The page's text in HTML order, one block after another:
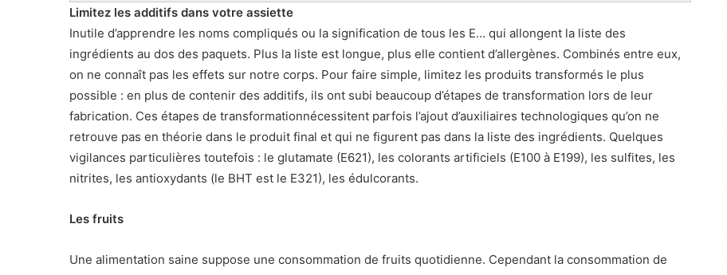
Limitez les additifs dans votre assiette
Inutile d’apprendre les noms compliqués ou la signification de tous les E… qui allongent la liste des
ingrédients au dos des paquets. Plus la liste est longue, plus elle contient d’allergènes. Combinés entre eux,
on ne connaît pas les effets sur notre corps. Pour faire simple, limitez les produits transformés le plus
possible : en plus de contenir des additifs, ils ont subi beaucoup d’étapes de transformation lors de leur
fabrication. Ces étapes de transformationnécessitent parfois l’ajout d’auxiliaires technologiques qu’on ne
retrouve pas en théorie dans le produit final et qui ne figurent pas dans la liste des ingrédients. Quelques
vigilances particulières toutefois : le glutamate (E621), les colorants artificiels (E100 à E199), les sulfites, les
nitrites, les antioxydants (le BHT est le E321), les édulcorants.
Les fruits
Une alimentation saine suppose une consommation de fruits quotidienne. Cependant la consommation de